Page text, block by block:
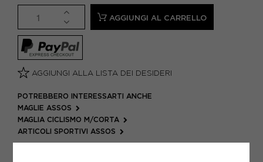
AGGIUNGI AL CARRELLO
AGGIUNGI ALLA LISTA DEI DESIDERI
POTREBBERO INTERESSARTI ANCHE
MAGLIE ASSOS
MAGLIA CICLISMO M/CORTA
ARTICOLI SPORTIVI ASSOS